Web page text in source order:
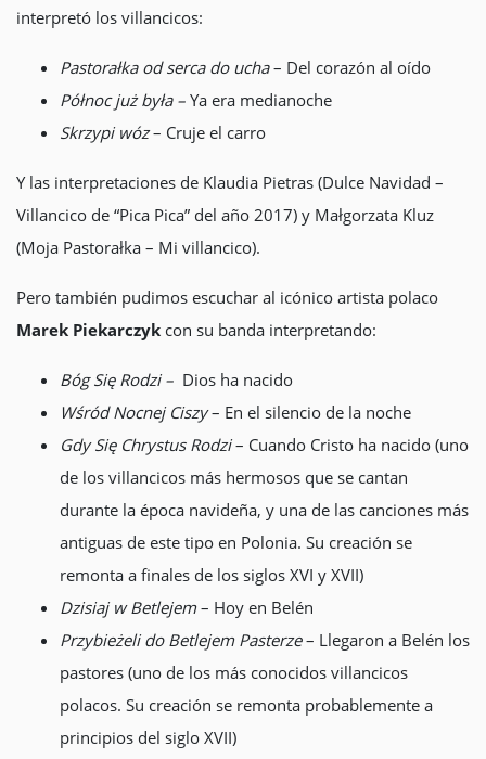
interpretó los villancicos:
Pastorałka od serca do ucha– Del corazón al oído
Północ już była – Ya era medianoche
Skrzypi wóz– Cruje el carro
Y las interpretaciones de Klaudia Pietras (Dulce Navidad –
Villancico de “Pica Pica” del año 2017) y Małgorzata Kluz
(Moja Pastorałka – Mi villancico).
Pero también pudimos escuchar al icónico artista polaco
Marek Piekarczyk con su banda interpretando:
Bóg Się Rodzi – Dios ha nacido
Wśród Nocnej Ciszy– En el silencio de la noche
Gdy Się Chrystus Rodzi– Cuando Cristo ha nacido (uno
de los villancicos más hermosos que se cantan
durante la época navideña, y una de las canciones más
antiguas de este tipo en Polonia. Su creación se
remonta a finales de los siglos XVI y XVII)
Dzisiaj w Betlejem– Hoy en Belén
Przybieżeli do Betlejem Pasterze– Llegaron a Belén los
pastores (uno de los más conocidos villancicos
polacos. Su creación se remonta probablemente a
principios del siglo XVII)